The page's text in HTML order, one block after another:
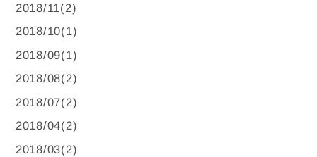
2018/11(2)
2018/10(1)
2018/09(1)
2018/08(2)
2018/07(2)
2018/04(2)
2018/03(2)